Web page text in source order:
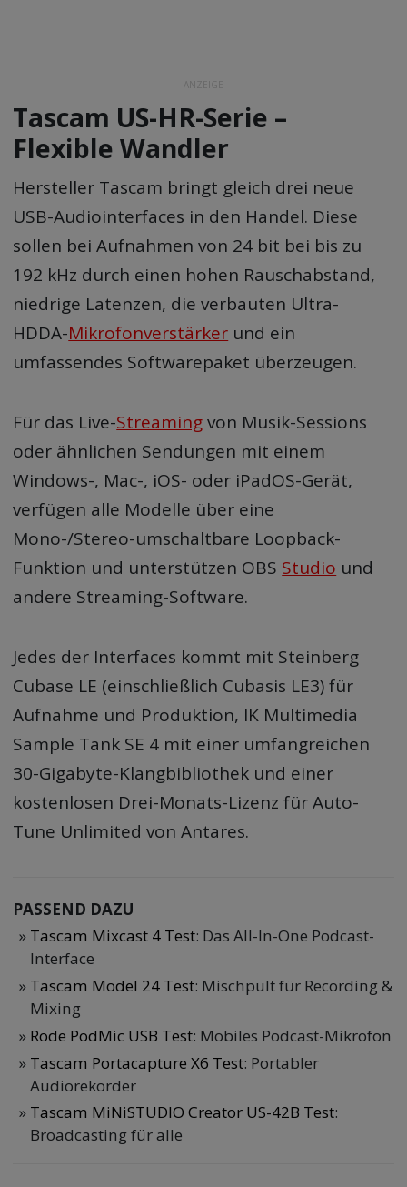
ANZEIGE
Tascam US-HR-Serie –
Flexible Wandler
Hersteller Tascam bringt gleich drei neue
USB-Audiointerfaces in den Handel. Diese
sollen bei Aufnahmen von 24 bit bei bis zu
192 kHz durch einen hohen Rauschabstand,
niedrige Latenzen, die verbauten Ultra-
HDDA-Mikrofonverstärker und ein
umfassendes Softwarepaket überzeugen.
Für das Live-Streamingvon Musik-Sessions
oder ähnlichen Sendungen mit einem
Windows-, Mac-, iOS- oder iPadOS-Gerät,
verfügen alle Modelle über eine
Mono-/Stereo-umschaltbare Loopback-
Funktion und unterstützen OBS Studio und
andere Streaming-Software.
Jedes der Interfaces kommt mit Steinberg
Cubase LE (einschließlich Cubasis LE3) für
Aufnahme und Produktion, IK Multimedia
Sample Tank SE 4 mit einer umfangreichen
30-Gigabyte-Klangbibliothek und einer
kostenlosen Drei-Monats-Lizenz für Auto-
Tune Unlimited von Antares.
PASSEND DAZU
Tascam Mixcast 4 Test: Das All-In-One Podcast-
Interface
Tascam Model 24 Test: Mischpult für Recording &
Mixing
Rode PodMic USB Test: Mobiles Podcast-Mikrofon
Tascam Portacapture X6 Test: Portabler
Audiorekorder
Tascam MiNiSTUDIO Creator US-42B Test:
Broadcasting für alle